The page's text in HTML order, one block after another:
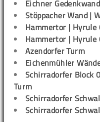
Eichner Gedenkwand
Stöppacher Wand |
Hammertor |
Hammertor |
Azendorfer Turm
Eichenmühler
Schirradorfer Block
Turm
Schirradorfer
Schirradorfer